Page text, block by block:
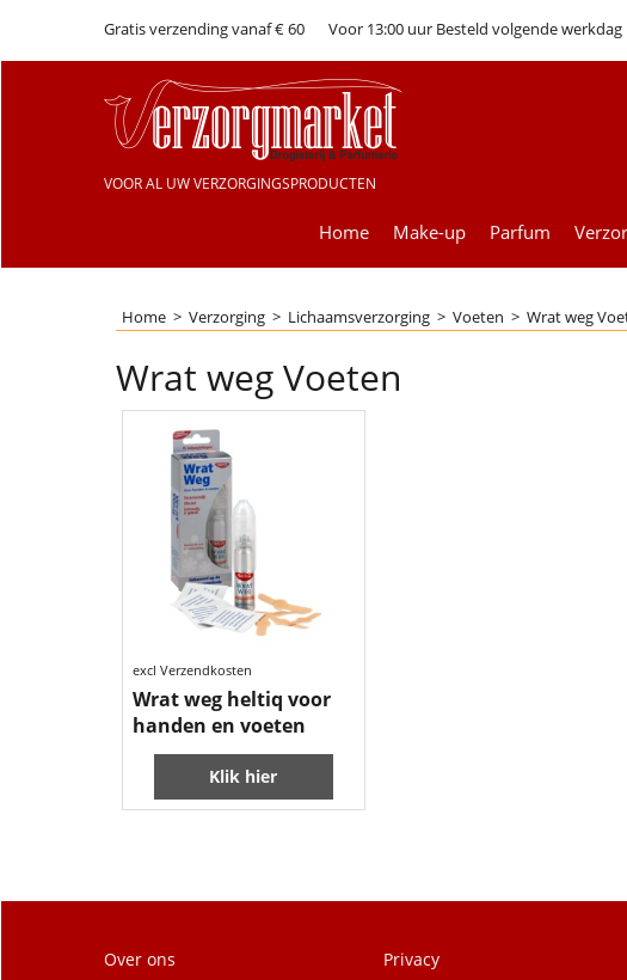
Gratis verzending vanaf € 60 Voor 13:00 uur Besteld volgende werkdag
VOOR AL UW VERZORGINGSPRODUCTEN
Home Make-up Parfum
Home > Verzorging > Lichaamsverzorging > Voeten > Wrat weg
Wrat weg Voeten
€12.99
excl Verzendkosten
Wrat weg heltiq voor
handen en voeten
Klik hier
Over ons
Privacy